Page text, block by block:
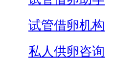
试管借卵机构
私人供卵咨询